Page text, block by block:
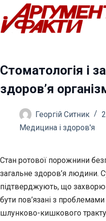
Перейти
до
вмісту
Стоматологія і
здоров’я
Георгій Ситник
Медицина і здоров'я
Стан ротової порожнини
загальне здоров’я людини.
підтверджують, що
бути пов’язані з
шлунково-кишкового тракту